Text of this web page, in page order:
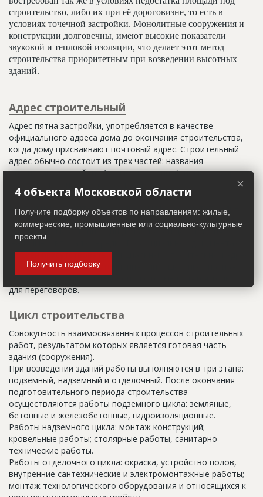
строительство, либо их при её дороговизне, то есть в
условиях точечной застройки. Монолитные сооружения и
конструкции долговечны, имеют высокие показатели
звуковой и тепловой изоляции, что делает этот метод
строительства приоритетным при возведении высотных
зданий.
Адрес строительный
Адрес пятна застройки, употребляется в качестве
официального адреса дома до окончания строительства,
когда дому присваивают почтовый адрес. Строительный
адрес обычно состоит из трех частей: названия
строительного района (возможно, улицы), номера квартала
Настоящим строительным адресом можно считать адрес,
указанный в правоустанавливающих документах. Иногда
строительные организации делают свои добавления
(например, вторая очередь). В официальных документах
должен присутствовать официальный строительный адрес,
а все остальное - это уточнения типа "шестикомнатная
квартира с большой кладовой", которые годятся только
для переговоров.
Цикл строительства
Совокупность взаимосвязанных процессов строительных
работ, результатом которых является готовая часть
здания (сооружения).
При возведении зданий работы выполняются в три этапа:
подземный, надземный и отделочный. После окончания
подготовительного периода строительства
осуществляются работы подземного цикла: земляные,
бетонные и железобетонные, гидроизоляционные.
Работы надземного цикла: монтаж конструкций;
кровельные работы; столярные работы, санитарно-
технические работы.
Работы отделочного цикла: окраска, устройство полов,
внутренние сантехнические и электромонтажные работы;
монтаж технологического оборудования и относящихся к
×
4 объекта Московской области
Получите подборку объектов по направлениям: жилые,
коммерческие, промышленные или социально-культурные
проекты.
Получить подборку